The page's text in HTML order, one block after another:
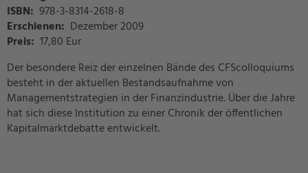
ISBN: 978-3-8314-2618-8
Erschienen: Dezember 2009
Preis: 17,80 Eur
Der besondere Reiz der einzelnen Bände des CFScolloquiums
besteht in der aktuellen Bestandsaufnahme von
Managementstrategien in der Finanzindustrie. Über die Jahre
hat sich diese Institution zu einer Chronik der öffentlichen
Kapitalmarktdebatte entwickelt.